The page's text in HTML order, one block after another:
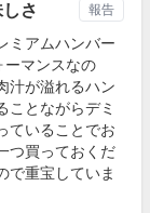
さ
ミアムハンバー
ーマンスなの
汁が溢れるハン
ことながらデミ
ていることでお
つ買っておくだ
で重宝していま
報告